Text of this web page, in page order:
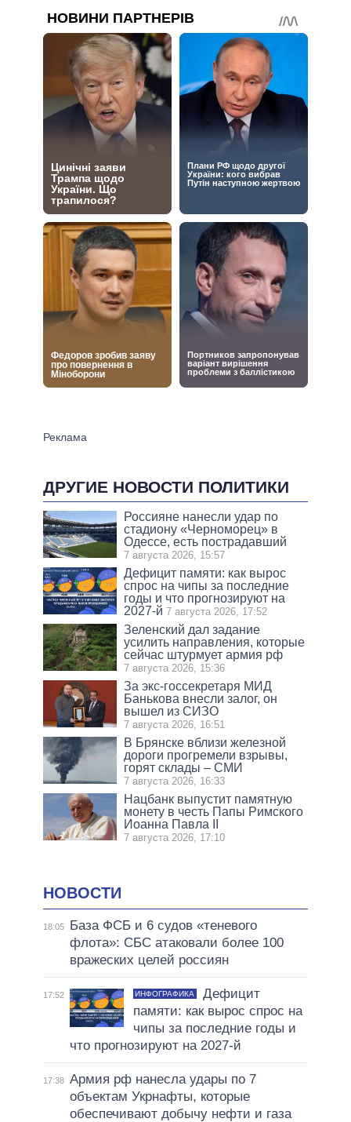
ДРУГИЕ НОВОСТИ ПОЛИТИКИ
Россияне нанесли удар по
стадиону «Черноморец» в
Одессе, есть пострадавший
7 августа 2026, 15:57
Дефицит памяти: как вырос
спрос на чипы за последние
годы и что прогнозируют на
2027-й 7 августа 2026, 17:52
Зеленский дал задание
усилить направления, которые
сейчас штурмует армия рф
7 августа 2026, 15:36
За экс-госсекретаря МИД
Банькова внесли залог, он
вышел из СИЗО
7 августа 2026, 16:51
В Брянске вблизи железной
дороги прогремели взрывы,
горят склады – СМИ
7 августа 2026, 16:33
Нацбанк выпустит памятную
монету в честь Папы Римского
Иоанна Павла II
7 августа 2026, 17:10
НОВОСТИ
18:05
База ФСБ и 6 судов «теневого
флота»: СБС атаковали более 100
вражеских целей россиян
17:52 ИНФОГРАФИКА
Дефицит
памяти: как вырос спрос на
чипы за последние годы и
что прогнозируют на 2027-й
17:38 Армия рф нанесла удары по 7
объектам Укрнафты, которые
обеспечивают добычу нефти и газа